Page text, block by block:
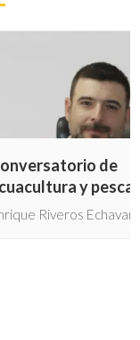
de
y pesca
Riveros